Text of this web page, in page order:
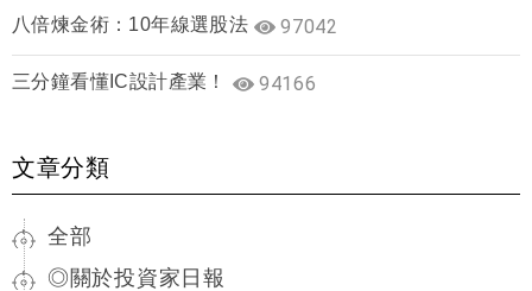
八倍煉金術：10年線選股法 97042
三分鐘看懂IC設計產業！ 94166
文章分類
全部
◎關於投資家日報